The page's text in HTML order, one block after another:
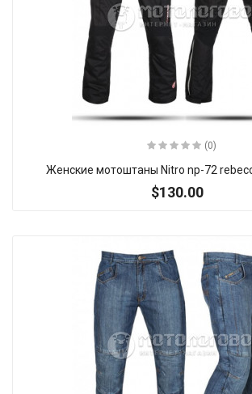
(0)
Женские мотоштаны Nitro np-72
$130.00